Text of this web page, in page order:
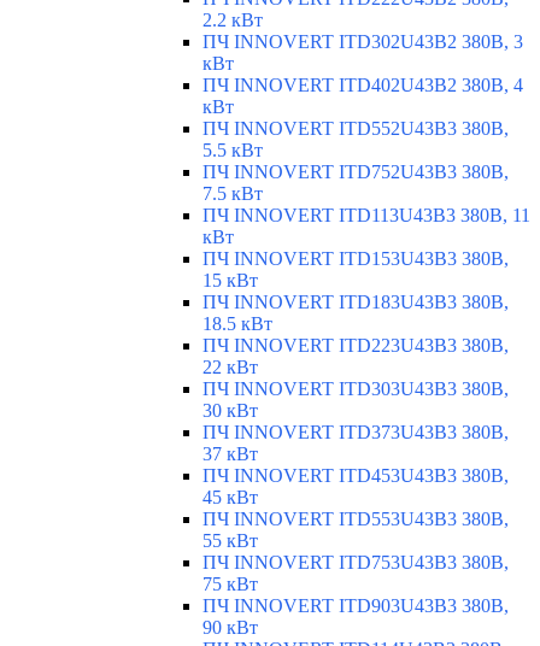
2.2 кВт
ПЧ INNOVERT ITD302U43B2 380В, 3
кВт
ПЧ INNOVERT ITD402U43B2 380В, 4
кВт
ПЧ INNOVERT ITD552U43B3 380В,
5.5 кВт
ПЧ INNOVERT ITD752U43B3 380В,
7.5 кВт
ПЧ INNOVERT ITD113U43B3 380В, 11
кВт
ПЧ INNOVERT ITD153U43B3 380В,
15 кВт
ПЧ INNOVERT ITD183U43B3 380В,
18.5 кВт
ПЧ INNOVERT ITD223U43B3 380В,
22 кВт
ПЧ INNOVERT ITD303U43B3 380В,
30 кВт
ПЧ INNOVERT ITD373U43B3 380В,
37 кВт
ПЧ INNOVERT ITD453U43B3 380В,
45 кВт
ПЧ INNOVERT ITD553U43B3 380В,
55 кВт
ПЧ INNOVERT ITD753U43B3 380В,
75 кВт
ПЧ INNOVERT ITD903U43B3 380В,
90 кВт